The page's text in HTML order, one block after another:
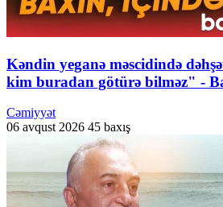
Kəndin yeganə məscidində
kim buradan götürə bilməz" -
Cəmiyyət
06 avqust 2026 45 baxış